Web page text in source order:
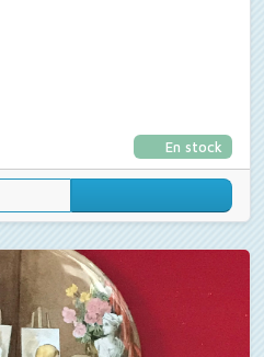
En stock